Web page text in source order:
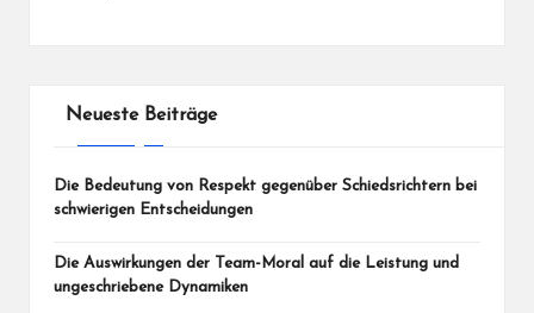
Neueste Beiträge
Die Bedeutung von Respekt gegenüber Schiedsrichtern bei
schwierigen Entscheidungen
Die Auswirkungen der Team-Moral auf die Leistung und
ungeschriebene Dynamiken